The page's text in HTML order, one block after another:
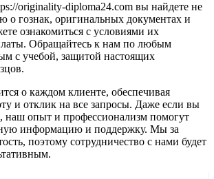
originality-diploma24.com вы найдете не
о гознак, оригинальных документах и
ознакомиться с условиями их
Обращайтесь к нам по любым
с учебой, защитой настоящих
о каждом клиенте, обеспечивая
и отклик на все запросы. Даже если вы
наш опыт и профессионализм помогут
информацию и поддержку. Мы за
поэтому сотрудничество с нами будет